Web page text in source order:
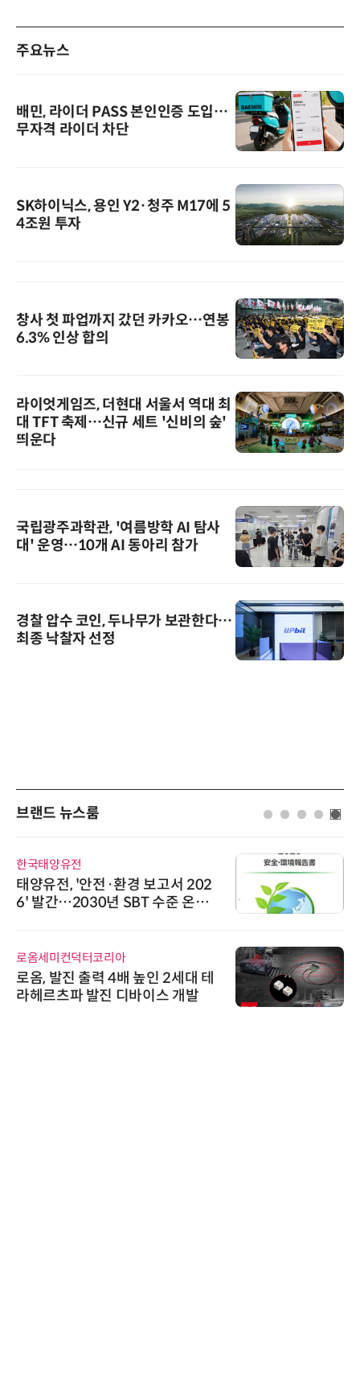
주요뉴스
배민, 라이더 PASS 본인인증 도입…
무자격 라이더 차단
SK하이닉스, 용인 Y2·청주 M17에 5
4조원 투자
창사 첫 파업까지 갔던 카카오…연봉
6.3% 인상 합의
라이엇게임즈, 더현대 서울서 역대 최
대 TFT 축제…신규 세트 '신비의 숲'
띄운다
국립광주과학관, '여름방학 AI 탐사
대' 운영…10개 AI 동아리 참가
경찰 압수 코인, 두나무가 보관한다…
최종 낙찰자 선정
브랜드 뉴스룸
한국태양유전
태양유전, '안전·환경 보고서 202
6' 발간…2030년 SBT 수준 온실
로옴세미컨덕터코리아
로옴, 발진 출력 4배 높인 2세대 테
라헤르츠파 발진 디바이스 개발